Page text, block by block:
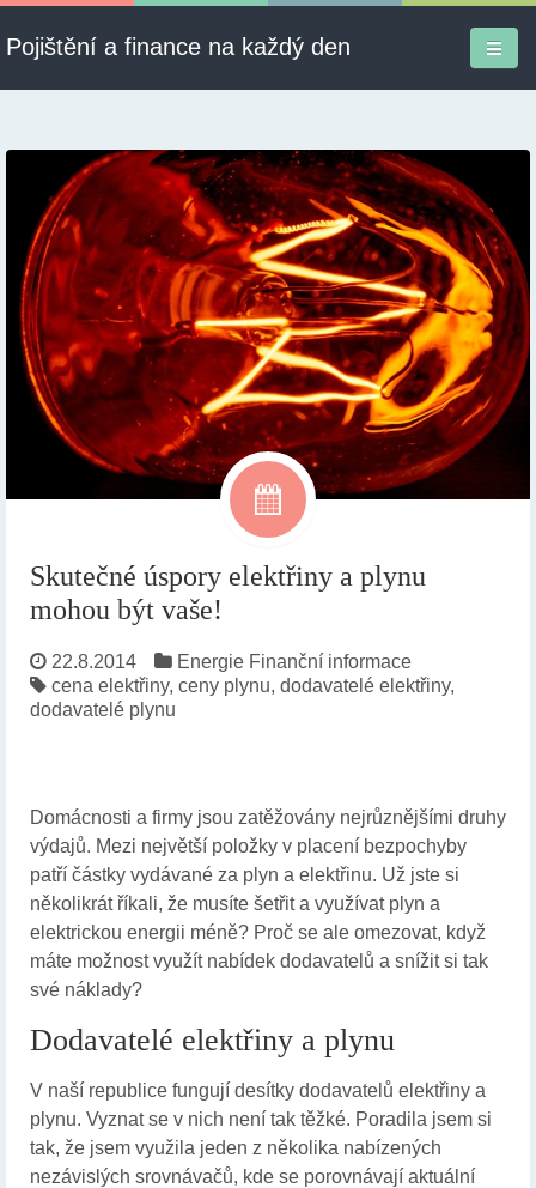
Pojištění a finance na každý den
Informace
Pojištění
Půjčky
Ekonomika
Kontakt
Skutečné úspory elektřiny a plynu
mohou být vaše!
22.8.2014 Energie Finanční informace
cena elektřiny, ceny plynu, dodavatelé elektřiny,
dodavatelé plynu
Domácnosti a firmy jsou zatěžovány nejrůznějšími druhy
výdajů. Mezi největší položky v placení bezpochyby
patří částky vydávané za plyn a elektřinu. Už jste si
několikrát říkali, že musíte šetřit a využívat plyn a
elektrickou energii méně? Proč se ale omezovat, když
máte možnost využít nabídek dodavatelů a snížit si tak
své náklady?
Dodavatelé elektřiny a plynu
V naší republice fungují desítky dodavatelů elektřiny a
plynu. Vyznat se v nich není tak těžké. Poradila jsem si
tak, že jsem využila jeden z několika nabízených
nezávislých srovnávačů, kde se porovnávají aktuální